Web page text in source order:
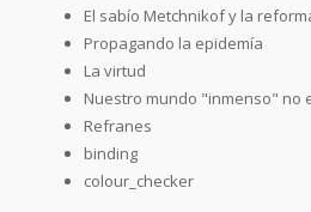
El sabío Metchnikof y la
Propagando la epidemía
La virtud
Nuestro mundo "inmenso" no
Refranes
binding
colour_checker